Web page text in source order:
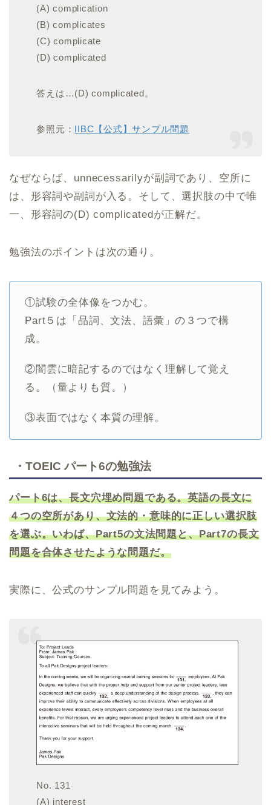
(A) complication
(B) complicates
(C) complicate
(D) complicated
答えは…(D) complicated。
参照元： IIBC【公式】サンプル問題
なぜならば、unnecessarilyが副詞であり、空所に
は、形容詞や副詞が入る。そして、選択肢の中で唯
一、形容詞の(D) complicatedが正解だ。
勉強法のポイントは次の通り。
①試験の全体像をつかむ。
Part５は「品詞、文法、語彙」の３つで構
成。
②闇雲に暗記するのではなく理解して覚え
る。（量よりも質。）
③表面ではなく本質の理解。
・TOEIC パート6の勉強法
パート6は、長文穴埋め問題である。英語の長文に
４つの空所があり、文法的・意味的に正しい選択肢
を選ぶ。いわば、Part5の文法問題と、Part7の長文
問題を合体させたような問題だ。
実際に、公式のサンプル問題を見てみよう。
No. 131
(A) interest